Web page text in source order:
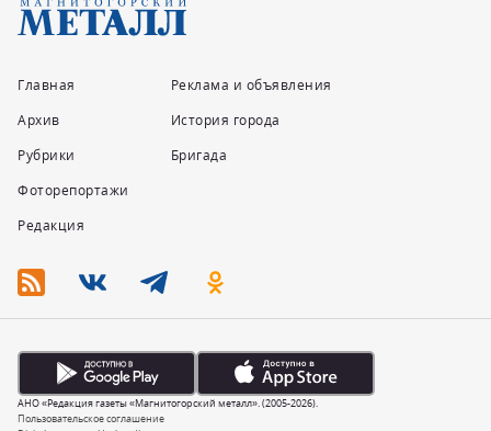
Главная
Архив
Рубрики
Фоторепортажи
Редакция
Реклама и объявления
История города
Бригада
Пользовательское соглашение
АНО «Редакция газеты «Магнитогорский металл». (2005-2026).